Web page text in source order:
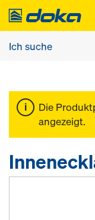
Die
angezeigt.